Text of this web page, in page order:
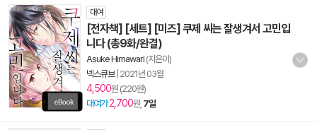
대여
[전자책] [세트] [미즈] 쿠제 씨는 잘생겨서 고민입
니다 (총9화/완결)
Asuke Himawari (지은이)
넥스큐브| 2021년 03월
4,500원 (220원)
대여가 2,700원, 7일